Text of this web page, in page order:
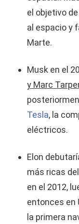
el objetivo
al espacio y
Marte.
Musk en el
y Marc
Tesla, la
eléctricos.
Elon
más ricas
en el 2012,
entonces en
la primera